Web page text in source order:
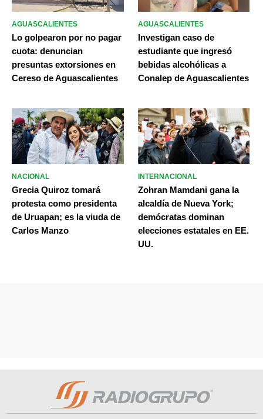
AGUASCALIENTES
Lo golpearon por no pagar
cuota: denuncian
presuntas extorsiones en
Cereso de Aguascalientes
AGUASCALIENTES
Investigan caso de
estudiante que ingresó
bebidas alcohólicas a
Conalep de Aguascalientes
NACIONAL
Grecia Quiroz tomará
protesta como presidenta
de Uruapan; es la viuda de
Carlos Manzo
INTERNACIONAL
Zohran Mamdani gana la
alcaldía de Nueva York;
demócratas dominan
elecciones estatales en EE.
UU.